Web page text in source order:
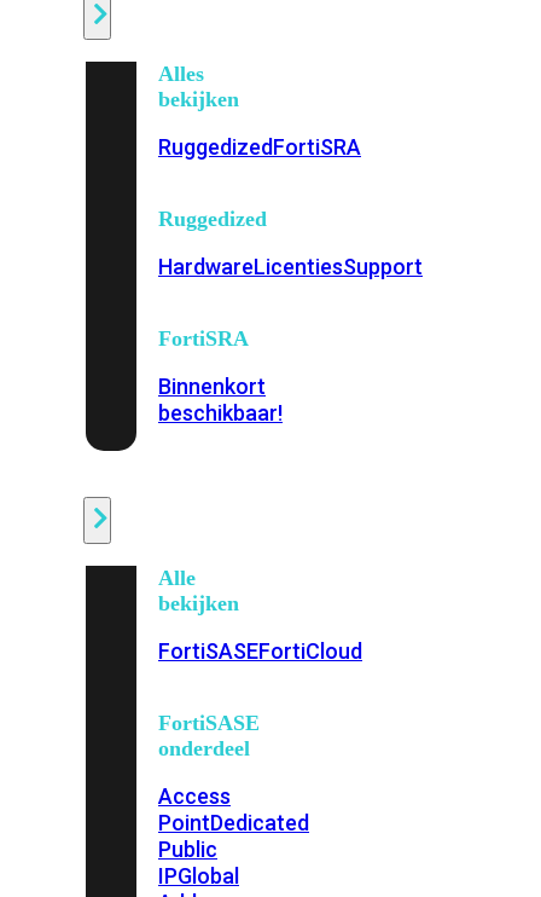
Alles
bekijken
RuggedizedFortiSRA
Ruggedized
HardwareLicentiesSupport
FortiSRA
Binnenkort
beschikbaar!
Alle
bekijken
FortiSASEFortiCloud
FortiSASE
onderdeel
Access
PointDedicated
Public
IPGlobal